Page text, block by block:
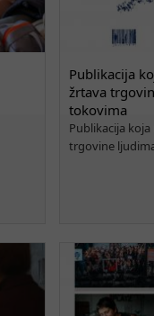
Publikacija
žrtava
tokovima
Publikacija
trgovine